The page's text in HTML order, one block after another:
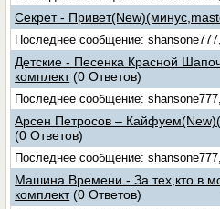
Секрет -
Последнее сообщение:
Детские - Песенка Красной
комплект (0 Ответов)
Последнее сообщение:
Арсен Петросов –
(0 Ответов)
Последнее сообщение:
Машина Времени - За тех,кто в
комплект (0 Ответов)